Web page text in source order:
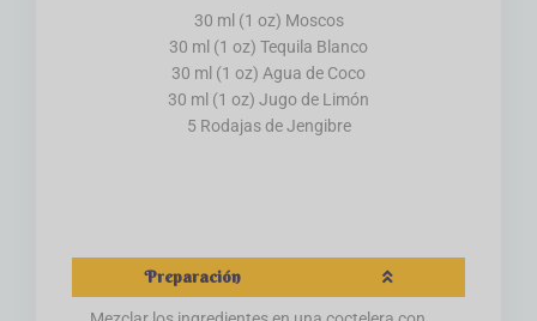
30 ml (1 oz) Moscos
30 ml (1 oz) Tequila Blanco
30 ml (1 oz) Agua de Coco
30 ml (1 oz) Jugo de Limón
5 Rodajas de Jengibre
Preparación